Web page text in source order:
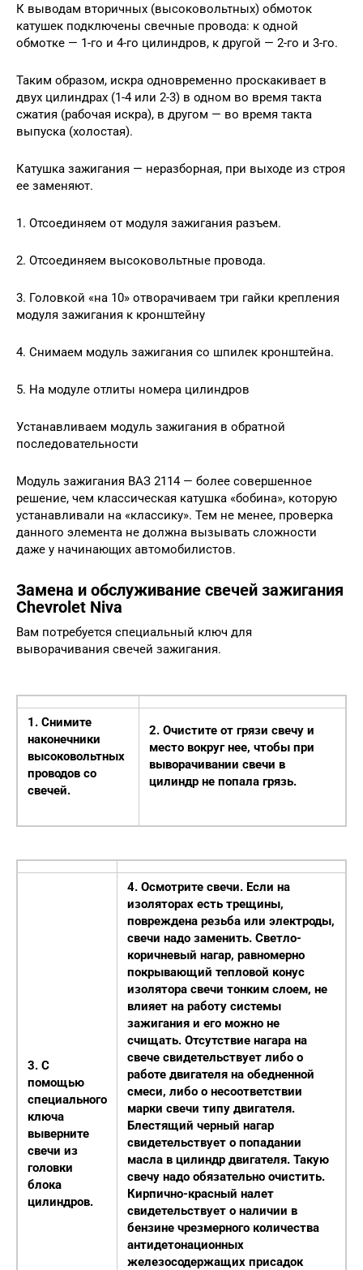
К выводам вторичных (высоковольтных) обмоток
катушек подключены свечные провода: к одной
обмотке — 1-го и 4-го цилиндров, к другой — 2-го и 3-го.
Таким образом, искра одновременно проскакивает в
двух цилиндрах (1-4 или 2-3) в одном во время такта
сжатия (рабочая искра), в другом — во время такта
выпуска (холостая).
Катушка зажигания — неразборная, при выходе из строя
ее заменяют.
1. Отсоединяем от модуля зажигания разъем.
2. Отсоединяем высоковольтные провода.
3. Головкой «на 10» отворачиваем три гайки крепления
модуля зажигания к кронштейну
4. Снимаем модуль зажигания со шпилек кронштейна.
5. На модуле отлиты номера цилиндров
Устанавливаем модуль зажигания в обратной
последовательности
Модуль зажигания ВАЗ 2114 — более совершенное
решение, чем классическая катушка «бобина», которую
устанавливали на «классику». Тем не менее, проверка
данного элемента не должна вызывать сложности
даже у начинающих автомобилистов.
Замена и обслуживание свечей зажигания
Chevrolet Niva
Вам потребуется специальный ключ для
выворачивания свечей зажигания.
1. Снимите
наконечники
высоковольтных
проводов со
свечей.
2. Очистите от грязи свечу и
место вокруг нее, чтобы при
выворачивании свечи в
цилиндр не попала грязь.
3. С
помощью
специального
ключа
выверните
свечи из
головки
блока
цилиндров.
4. Осмотрите свечи. Если на
изоляторах есть трещины,
повреждена резьба или электроды,
свечи надо заменить. Светло-
коричневый нагар, равномерно
покрывающий тепловой конус
изолятора свечи тонким слоем, не
влияет на работу системы
зажигания и его можно не
счищать. Отсутствие нагара на
свече свидетельствует либо о
работе двигателя на обедненной
смеси, либо о несоответствии
марки свечи типу двигателя.
Блестящий черный нагар
свидетельствует о попадании
масла в цилиндр двигателя. Такую
свечу надо обязательно очистить.
Кирпично-красный налет
свидетельствует о наличии в
бензине чрезмерного количества
антидетонационных
железосодержащих присадок